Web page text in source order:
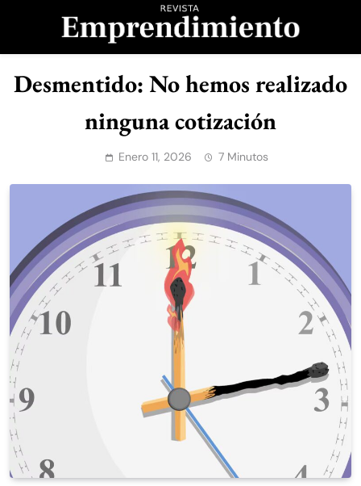
Revista
Emprendimiento
Desmentido: No hemos realizado
ninguna cotización
Enero 11, 2026 7 Minutos